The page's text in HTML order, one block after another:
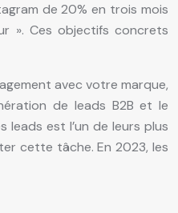
de 20% en trois mois
». Ces objectifs concrets
avec votre marque,
de leads B2B et le
est l’un de leurs plus
cette tâche. En 2023, les